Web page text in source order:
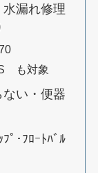
漏れ修理
も対象
い・便器
ﾟ･ﾌﾛｰﾄﾊﾞﾙ